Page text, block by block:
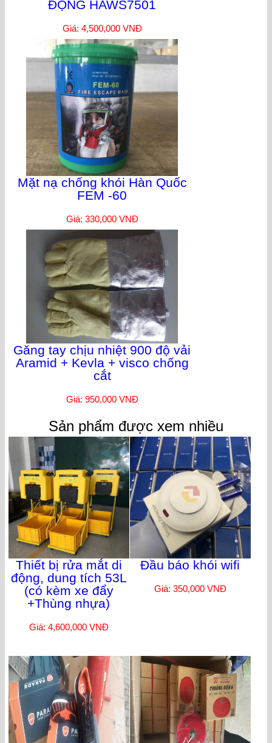
ĐỘNG HAWS7501
Giá: 4,500,000 VNĐ
Mặt nạ chống khói Hàn Quốc
FEM -60
Giá: 330,000 VNĐ
Găng tay chịu nhiệt 900 độ vải
Aramid + Kevla + visco chống
cắt
Giá: 950,000 VNĐ
Sản phẩm được xem nhiều
Thiết bị rửa mắt di
động, dung tích 53L
(có kèm xe đẩy
+Thùng nhựa)
Giá: 4,600,000 VNĐ
Đầu báo khói wifi
Giá: 350,000 VNĐ